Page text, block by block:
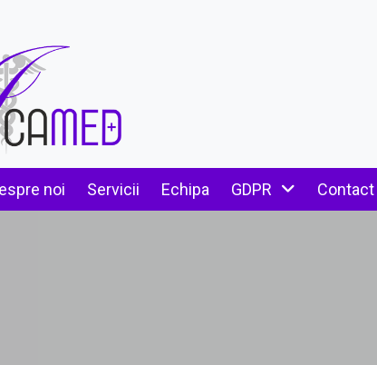
noi Servicii Echipa GDPR Contact